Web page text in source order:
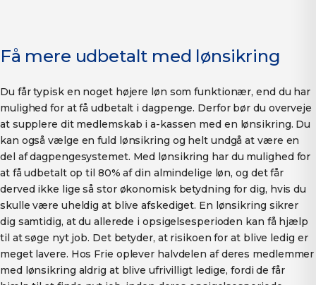
Få mere udbetalt med lønsikring
Du får typisk en noget højere løn som funktionær, end du har
mulighed for at få udbetalt i dagpenge. Derfor bør du overveje
at supplere dit medlemskab i a-kassen med en lønsikring. Du
kan også vælge en fuld lønsikring og helt undgå at være en
del af dagpengesystemet. Med lønsikring har du mulighed for
at få udbetalt op til 80% af din almindelige løn, og det får
derved ikke lige så stor økonomisk betydning for dig, hvis du
skulle være uheldig at blive afskediget. En lønsikring sikrer
dig samtidig, at du allerede i opsigelsesperioden kan få hjælp
til at søge nyt job. Det betyder, at risikoen for at blive ledig er
meget lavere. Hos Frie oplever halvdelen af deres medlemmer
med lønsikring aldrig at blive ufrivilligt ledige, fordi de får